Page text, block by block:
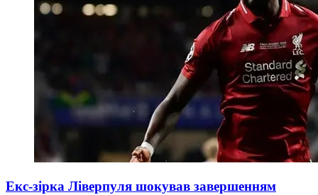
Екс-зірка Ліверпуля шокував завершенням